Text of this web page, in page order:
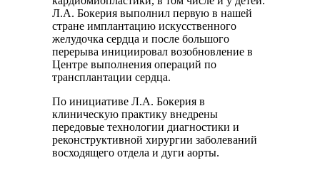
Л.А. Бокерия выполнил первую в нашей
стране имплантацию искусственного
желудочка сердца и после большого
перерыва инициировал возобновление в
Центре выполнения операций по
трансплантации сердца.
По инициативе Л.А. Бокерия в
клиническую практику внедрены
передовые технологии диагностики и
реконструктивной хирургии заболеваний
восходящего отдела и дуги аорты.